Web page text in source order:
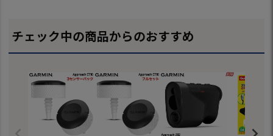
チェック中の商品からのおすすめ